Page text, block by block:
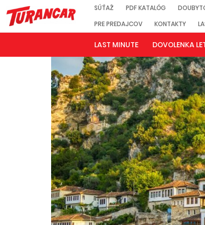
SÚŤAŽ PDF KATALÓG
PRE PREDAJCOV
KONTAKTY
LAST MINUTE DOVOLENKA